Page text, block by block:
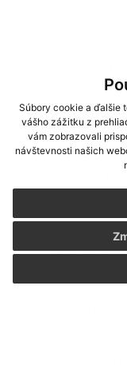
Súbory cookie a ďalšie
vášho zážitku z
vám zobrazovali
návštevnosti našich
4. Ing.
03 Kolárovo
5. NSK,
cesty na
6.
vedúceho